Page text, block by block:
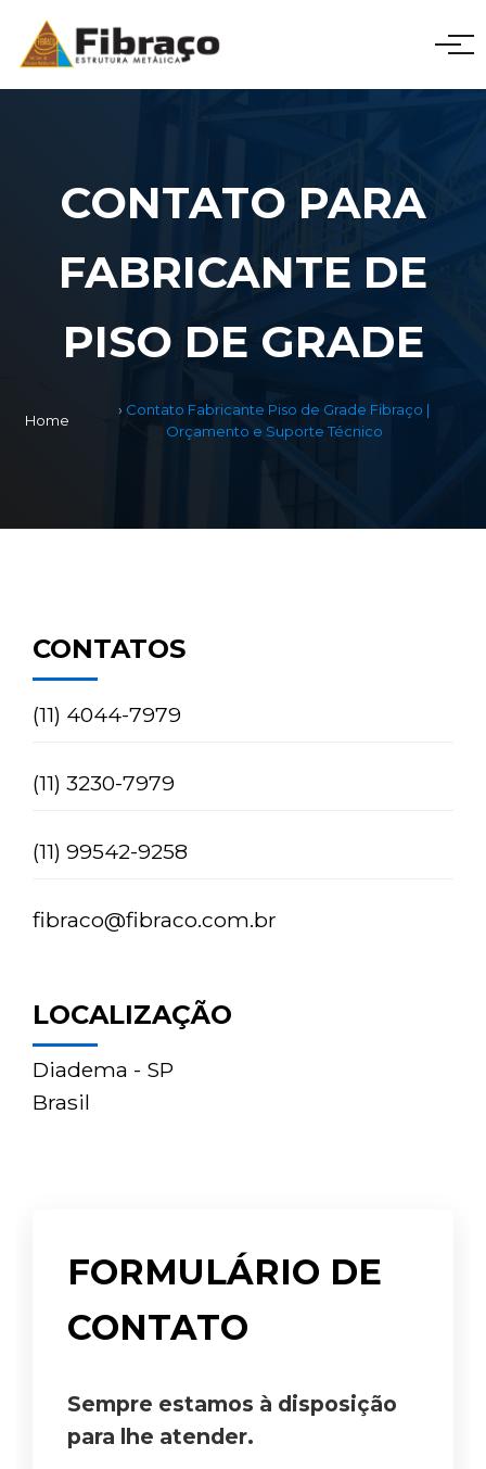
CONTATO PARA
FABRICANTE DE
PISO DE GRADE
Home
Contato Fabricante Piso de Grade Fibraço |
Orçamento e Suporte Técnico
CONTATOS
(11) 4044-7979
(11) 3230-7979
(11) 99542-9258
fibraco@fibraco.com.br
LOCALIZAÇÃO
Diadema - SP
Brasil
FORMULÁRIO DE
CONTATO
Sempre estamos à disposição
para lhe atender.